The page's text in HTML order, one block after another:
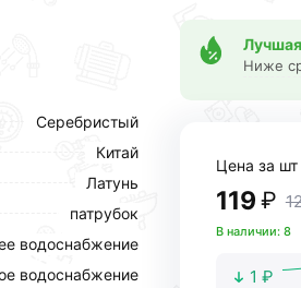
Серебристый
Китай
Латунь
патрубок
водоснабжение
водоснабжение
Ниже
Цена за шт
119 ₽
В наличии: 8
1 ₽